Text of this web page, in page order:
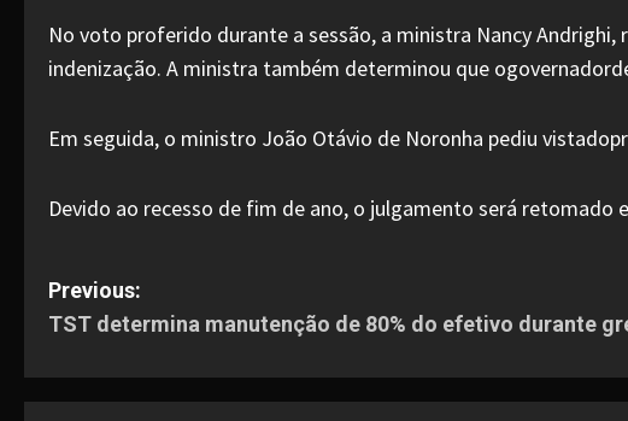
No voto proferido durante a sessão, a ministra Nancy
indenização. A ministra também determinou que
Em seguida, o ministro João Otávio de Noronha pediu
Devido ao recesso de fim de ano, o julgamento será retomado
P
s
Previous:
TST determina manutenção de 80% do efetivo durante